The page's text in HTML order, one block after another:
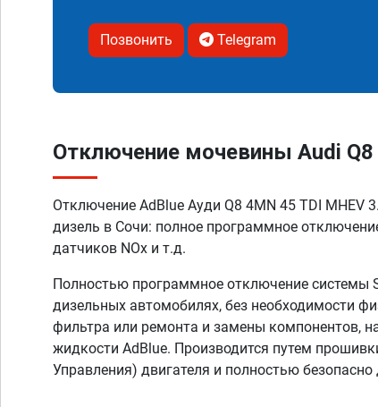
Позвонить Telegram
Отключение мочевины Audi Q8
Отключение AdBlue Ауди Q8 4MN 45 TDI MHEV
дизель в Сочи: полное программное
датчиков NOx и т.д.
Полностью программное отключение системы
дизельных автомобилях, без необходимости
фильтра или ремонта и замены компонентов,
жидкости AdBlue. Производится путем
Управления) двигателя и полностью